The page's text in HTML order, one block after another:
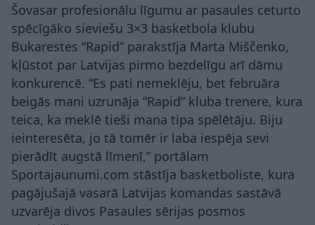
Šovasar profesionālu līgumu ar pasaules ceturto
spēcīgāko sieviešu 3×3 basketbola klubu
Bukarestes “Rapid” parakstīja Marta Miščenko,
kļūstot par Latvijas pirmo bezdelīgu arī dāmu
konkurencē. “Es pati nemeklēju, bet februāra
beigās mani uzrunāja “Rapid” kluba trenere, kura
teica, ka meklē tieši mana tipa spēlētāju. Biju
ieinteresēta, jo tā tomēr ir laba iespēja sevi
pierādīt augstā līmenī,” portālam
Sportajaunumi.com stāstīja basketboliste, kura
pagājušajā vasarā Latvijas komandas sastāvā
uzvarēja divos Pasaules sērijas posmos